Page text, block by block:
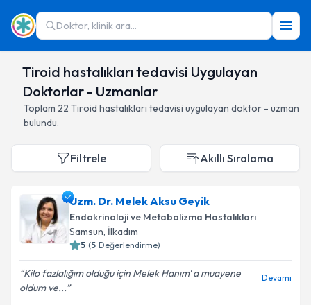
Doktor, klinik ara...
Tiroid hastalıkları tedavisi Uygulayan
Doktorlar - Uzmanlar
Toplam 22 Tiroid hastalıkları tedavisi uygulayan doktor - uzman
bulundu.
Filtrele Akıllı Sıralama
Uzm. Dr. Melek Aksu Geyik
Endokrinoloji ve Metabolizma Hastalıkları
Samsun, İlkadım
5 (5 Değerlendirme)
Kilo fazlalığım olduğu için Melek Hanım' a muayene
oldum ve...
Devamı